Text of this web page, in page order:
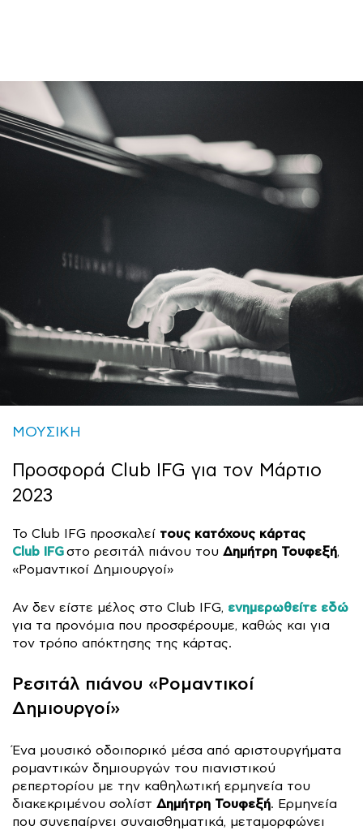
ΣΠΟΥΔΕΣ
ΣΥΝΕΡΓΕΙΕΣ
ΜΟΥΣΙΚΗ
Προσφορά Club IFG για τον Μάρτιο
2023
Το Club IFG προσκαλεί τους κατόχους κάρτας
Club IFGστο ρεσιτάλ πιάνου του Δημήτρη Τουφεξή,
«Ρομαντικοί Δημιουργοί»
Αν δεν είστε μέλος στο Club IFG, ενημερωθείτε εδώ
για τα προνόμια που προσφέρουμε, καθώς και για
τον τρόπο απόκτησης της κάρτας.
Ρεσιτάλ πιάνου «Ρομαντικοί
Δημιουργοί»
Ένα μουσικό οδοιπορικό μέσα από αριστουργήματα
ρομαντικών δημιουργών του πιανιστικού
ρεπερτορίου με την καθηλωτική ερμηνεία του
διακεκριμένου σολίστ Δημήτρη Τουφεξή. Ερμηνεία
που συνεπαίρνει συναισθηματικά, μεταμορφώνει